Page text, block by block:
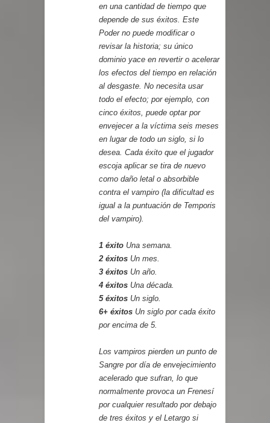
en una cantidad de tiempo que
depende de sus éxitos. Este
Poder no puede modificar o
revisar la historia; su único
dominio yace en revertir o acelerar
los efectos del tiempo en relación
al desgaste. No necesita usar
todo el efecto; por ejemplo, con
cinco éxitos, puede optar por
envejecer a la víctima seis meses
en lugar de todo un siglo, si lo
desea. Cada éxito que el jugador
escoja aplicar se tira de nuevo
como daño letal o absorbible
contra el vampiro (la dificultad es
igual a la puntuación de Temporis
del vampiro).
1 éxito Una semana.
2 éxitos Un mes.
3 éxitos Un año.
4 éxitos Una década.
5 éxitos Un siglo.
6+ éxitos Un siglo por cada éxito
por encima de 5.
Los vampiros pierden un punto de
Sangre por día de envejecimiento
acelerado que sufran, lo que
normalmente provoca un Frenesí
por cualquier resultado por debajo
de tres éxitos y el Letargo si